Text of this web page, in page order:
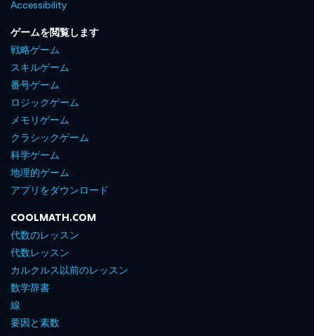
Accessibility
ゲームを閲覧します
戦略ゲーム
スキルゲーム
番号ゲーム
ロジックゲーム
メモリゲーム
クラシックゲーム
科学ゲーム
地理的ゲーム
アプリをダウンロード
COOLMATH.COM
代数のレッスン
代数レッスン
カルクルス以前のレッスン
数学辞書
線
要因と素数